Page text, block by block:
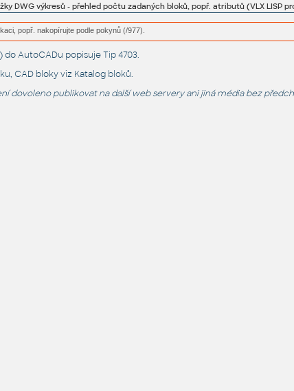
DWG výkresů - přehled počtu zadaných bloků, popř. atributů (VLX LISP
popř. nakopírujte podle pokynů (/977).
do AutoCADu popisujeTip 4703.
, CAD bloky viz Katalog bloků.
dovoleno publikovat na další web servery ani jiná média bez